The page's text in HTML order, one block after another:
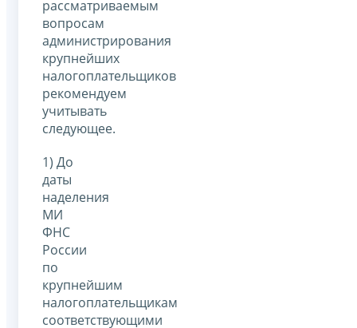
рассматриваемым
вопросам
администрирования
крупнейших
налогоплательщиков
рекомендуем
учитывать
следующее.
1) До
даты
наделения
МИ
ФНС
России
по
крупнейшим
налогоплательщикам
соответствующими